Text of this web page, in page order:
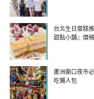
台北生日蛋糕
甜點小舖』價
蘆洲廟口夜市
吃懶人包